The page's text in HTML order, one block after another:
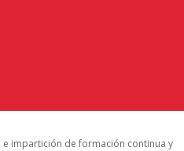
impartición de formación continua y